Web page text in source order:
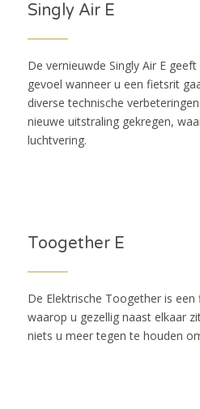
Singly Air E
De vernieuwde Singly Air E
gevoel wanneer u een fietsrit
diverse technische
nieuwe uitstraling gekregen,
luchtvering.
Toogether E
De Elektrische Toogether is
waarop u gezellig naast elkaar
niets u meer tegen te houden